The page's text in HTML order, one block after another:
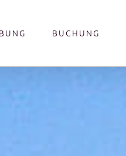
BUCHUNG